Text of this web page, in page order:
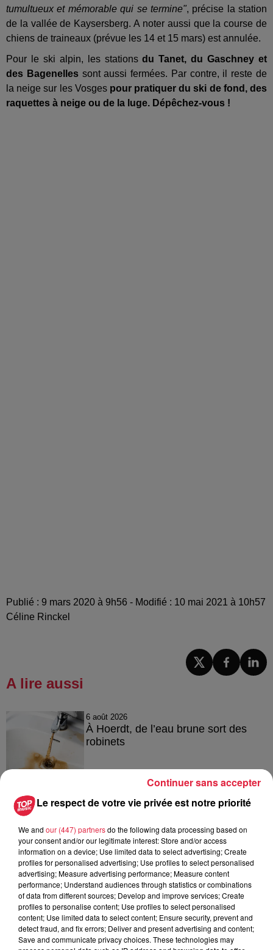
tumultueux et mémorable qui se termine", précise la station
de la vallée de Kaysersberg. A noter aussi que la course de
chiens de traineaux (prévue les 14 et 15 mars) est annulée.
Pour le ski alpin, les stationsdu Tanet, du Gaschney et
des Bagenellessont aussi fermées. Par contre, il reste de
la neige sur les Vosges pour pratiquer du ski de fond, des
raquettes à neige ou de la luge. Dépêchez-vous !
Publié : 9 mars 2020 à 9h56 - Modifié : 10 mai 2021 à 10h57
Céline Rinckel
A lire aussi
6 août 2026
À Hoerdt, de l’eau brune sort des
robinets
6 août 2026
Tags antisémites à Strasbourg :
6 août 2026
Au zoo de Mulhouse : rencontre
avec les flamants rouges
Le respect de votre vie privée est notre priorité
We and our (447) partnersdo the following data processing based on
your consent and/or our legitimate interest: Store and/or access
information on a device; Use limited data to select advertising; Create
profiles for personalised advertising; Use profiles to select personalised
advertising; Measure advertising performance; Measure content
performance; Understand audiences through statistics or combinations
of data from different sources; Develop and improve services; Create
profiles to personalise content; Use profiles to select personalised
content; Use limited data to select content; Ensure security, prevent and
detect fraud, and fix errors; Deliver and present advertising and content;
Save and communicate privacy choices. These technologies may
Continuer sans accepter